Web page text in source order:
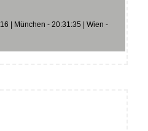
| München - 20:31:35 | Wien -